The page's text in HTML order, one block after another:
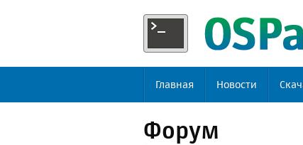
Главная Новости
Форум